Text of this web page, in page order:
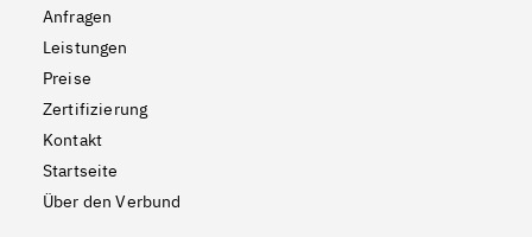
Anfragen
Leistungen
Preise
Zertifizierung
Kontakt
Startseite
Über den Verbund